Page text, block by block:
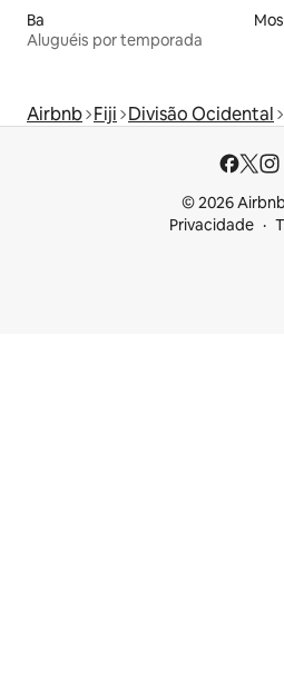
Ba
Aluguéis por temporada
Airbnb Fiji Divisão Ocidental
© 2026
Privacidade